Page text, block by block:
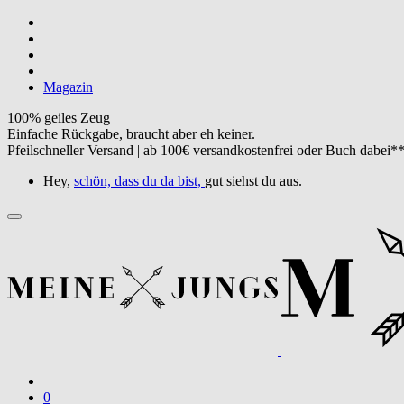
Magazin
100% geiles Zeug
Einfache Rückgabe, braucht aber eh keiner.
Pfeilschneller Versand | ab 100€ versandkostenfrei oder Buch
Hey, schön, dass du da bist, gut siehst du aus.
0